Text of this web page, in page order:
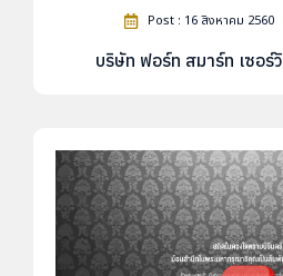
Post : 16 สิงหาคม 2560
บริษัท ฟอร์ท สมาร์ท เซอร์